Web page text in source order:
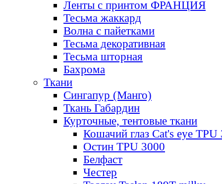
Ленты с принтом ФРАНЦИЯ
Тесьма жаккард
Волна с пайетками
Тесьма декоративная
Тесьма шторная
Бахрома
Ткани
Сингапур (Манго)
Ткань Габардин
Курточные, тентовые ткани
Кошачий глаз Cat's eye TPU
Остин TPU 3000
Белфаст
Честер